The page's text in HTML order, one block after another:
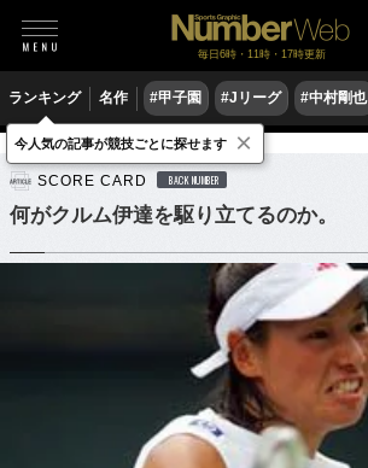
毎日6時・11時・17時更新
ランキング 名作 #甲子園 #Jリーグ #中村剛也
テニス 女子テニス
SCORE CARD BACK NUMBER
何がクルム伊達を駆り立てるのか。
今人気の記事が競技ごとに探せます ×